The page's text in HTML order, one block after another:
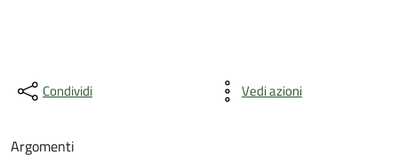
Condividi Vedi azioni
Argomenti